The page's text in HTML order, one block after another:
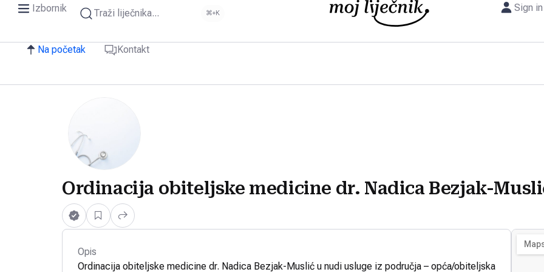
Izbornik Traži liječnika... ⌘+K Sign in
Na početak Kontakt
Ordinacija obiteljske medicine dr. Nadica Bezjak-
Opis
Ordinacija obiteljske medicine dr. Nadica Bezjak-Muslić u nudi usluge iz područja – opća/obiteljska